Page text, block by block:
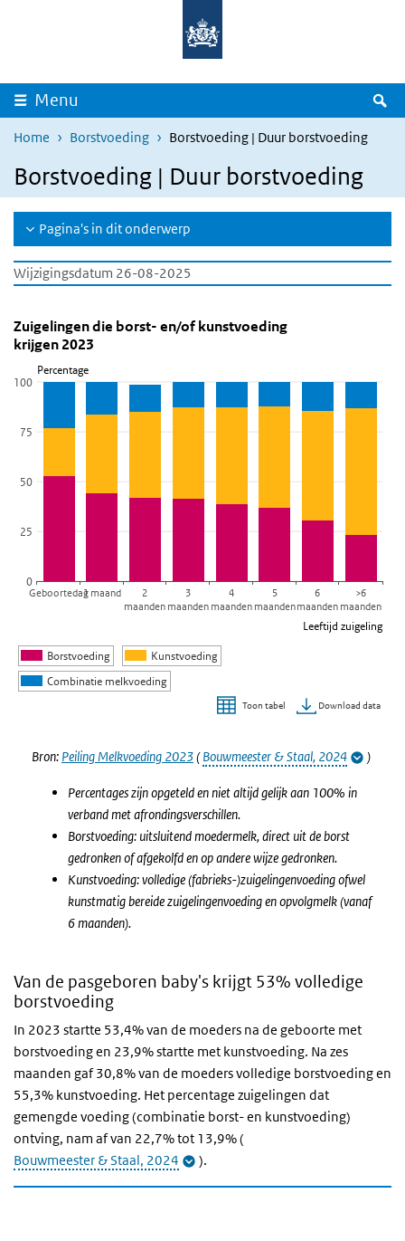
Overslaan en naar de inhoud gaan
Menu
Home Borstvoeding Borstvoeding | Duur borstvoeding
Borstvoeding | Duur borstvoeding
Pagina's in dit onderwerp
Wijzigingsdatum 26-08-2025
Zuigelingen die borst- en/of kunstvoeding
Sla de grafiek 'Zuigelingen die borst- en/of kunstvoeding krijgen
Zuigelingen die borst- en/of kunstvoeding krijgen
Staaf grafiek met 3 reeksen.
Bekijk als data tabel.
De grafiek heeft 1 Y-as die Percentage weergeeft.
Percentage
Leeftijd zuigeling
Zuigelingen die borst- en/of kunstvoeding
krijgen 2023
Borstvoeding
Kunstvoeding
Combinatie melkvoeding
0
25
50
75
100
Geboortedag1 maand
2
maanden
3
maanden
4
maanden
5
maanden
6
maanden
>6
maanden
Toon tabel Download data
Bron: Peiling Melkvoeding 2023( Bouwmeester & Staal, 2024 )
Percentages zijn opgeteld en niet altijd gelijk aan 100% in
verband met afrondingsverschillen.
Borstvoeding: uitsluitend moedermelk, direct uit de borst
gedronken of afgekolfd en op andere wijze gedronken.
Kunstvoeding: volledige (fabrieks-)zuigelingenvoeding ofwel
kunstmatig bereide zuigelingenvoeding en opvolgmelk (vanaf
6 maanden).
Van de pasgeboren baby's krijgt 53% volledige
borstvoeding
In 2023 startte 53,4% van de moeders na de geboorte met
borstvoeding en 23,9% startte met kunstvoeding. Na zes
maanden gaf 30,8% van de moeders volledige borstvoeding en
55,3% kunstvoeding. Het percentage zuigelingen dat
gemengde voeding (combinatie borst- en kunstvoeding)
ontving, nam af van 22,7% tot 13,9% (
Bouwmeester & Staal, 2024
).